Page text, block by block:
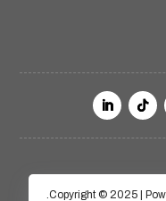
Copyright © 2025 |